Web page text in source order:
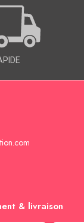
& livraison